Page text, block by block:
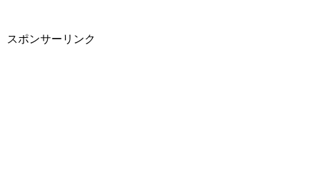
スポンサーリンク